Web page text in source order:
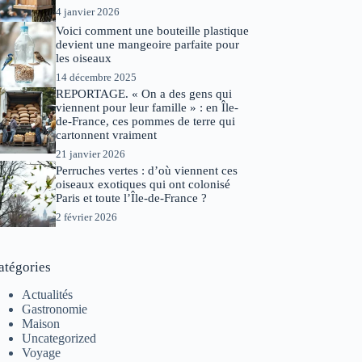
4 janvier 2026
Voici comment une bouteille plastique
devient une mangeoire parfaite pour
les oiseaux
14 décembre 2025
REPORTAGE. « On a des gens qui
viennent pour leur famille » : en Île-
de-France, ces pommes de terre qui
cartonnent vraiment
21 janvier 2026
Perruches vertes : d’où viennent ces
oiseaux exotiques qui ont colonisé
Paris et toute l’Île-de-France ?
2 février 2026
Actualités
Gastronomie
Maison
Uncategorized
Voyage